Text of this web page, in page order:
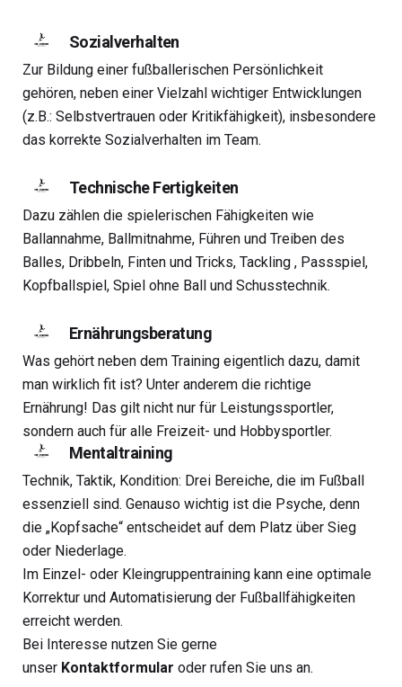
Sozialverhalten
Zur Bildung einer fußballerischen Persönlichkeit
gehören, neben einer Vielzahl wichtiger Entwicklungen
(z.B.: Selbstvertrauen oder Kritikfähigkeit), insbesondere
das korrekte Sozialverhalten im Team.
Technische Fertigkeiten
Dazu zählen die spielerischen Fähigkeiten wie
Ballannahme, Ballmitnahme, Führen und Treiben des
Balles, Dribbeln, Finten und Tricks, Tackling , Passspiel,
Kopfballspiel, Spiel ohne Ball und Schusstechnik.
Ernährungsberatung
Was gehört neben dem Training eigentlich dazu, damit
man wirklich fit ist? Unter anderem die richtige
Ernährung! Das gilt nicht nur für Leistungssportler,
sondern auch für alle Freizeit- und Hobbysportler.
Mentaltraining
Technik, Taktik, Kondition: Drei Bereiche, die im Fußball
essenziell sind. Genauso wichtig ist die Psyche, denn
die „Kopfsache“ entscheidet auf dem Platz über Sieg
oder Niederlage.
Im Einzel- oder Kleingruppentraining kann eine optimale
Korrektur und Automatisierung der Fußballfähigkeiten
erreicht werden.
Bei Interesse nutzen Sie gerne
unser Kontaktformular oder rufen Sie uns an.